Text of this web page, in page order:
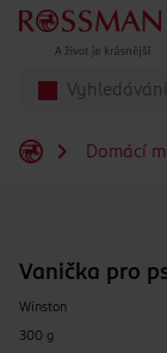
Přeskočit na
Domácí
Vanička pro
Winston
300 g